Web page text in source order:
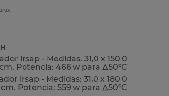
irsap - Medidas: 31,0 x 150,0
cm. Potencia: 466 w para Δ50ºC
irsap - Medidas: 31,0 x 180,0
cm. Potencia: 559 w para Δ50ºC